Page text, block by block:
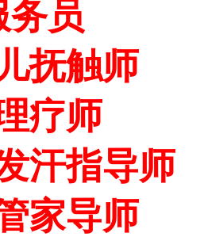
务员
抚触师
疗师
汗指导师
家导师